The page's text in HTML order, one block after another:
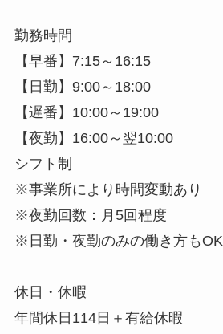
勤務時間
【早番】7:15～16:15
【日勤】9:00～18:00
【遅番】10:00～19:00
【夜勤】16:00～翌10:00
シフト制
※事業所により時間変動あり
※夜勤回数：月5回程度
※日勤・夜勤のみの働き方もOK
休日・休暇
年間休日114日＋有給休暇